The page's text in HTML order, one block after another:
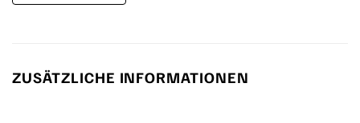
ZUSÄTZLICHE INFORMATIONEN